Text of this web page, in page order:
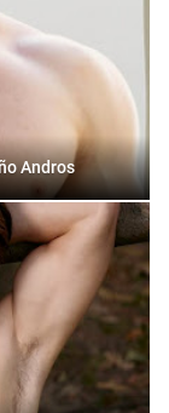
Andros